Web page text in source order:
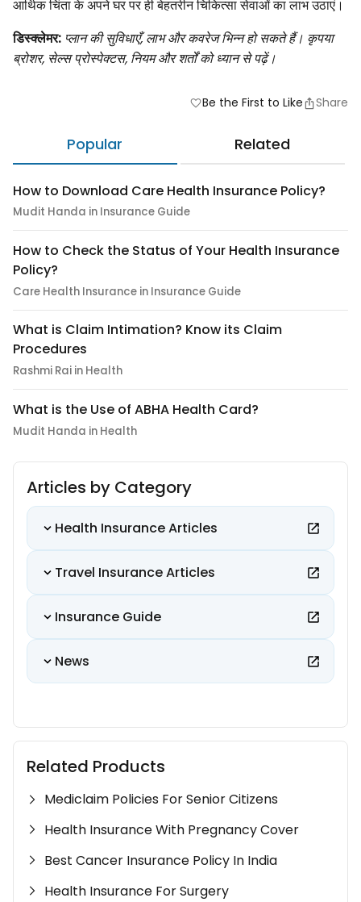
आर्थिक चिंता के अपने घर पर ही बेहतरीन चिकित्सा सेवाओं का लाभ उठाएं।
डिस्क्लेमर: प्लान की सुविधाएँ, लाभ और कवरेज भिन्न हो सकते हैं। कृपया
ब्रोशर, सेल्स प्रोस्पेक्टस, नियम और शर्तों को ध्यान से पढ़ें।
favoriteBe the First to Like Share
Popular Related
How to Download Care Health Insurance Policy?
Mudit Handa in Insurance Guide
How to Check the Status of Your Health Insurance
Policy?
Care Health Insurance in Insurance Guide
What is Claim Intimation? Know its Claim
Procedures
Rashmi Rai in Health
What is the Use of ABHA Health Card?
Mudit Handa in Health
Articles by Category
Health Insurance Articles
Travel Insurance Articles
Insurance Guide
News
Related Products
Mediclaim Policies For Senior Citizens
Health Insurance With Pregnancy Cover
Best Cancer Insurance Policy In India
Health Insurance For Surgery